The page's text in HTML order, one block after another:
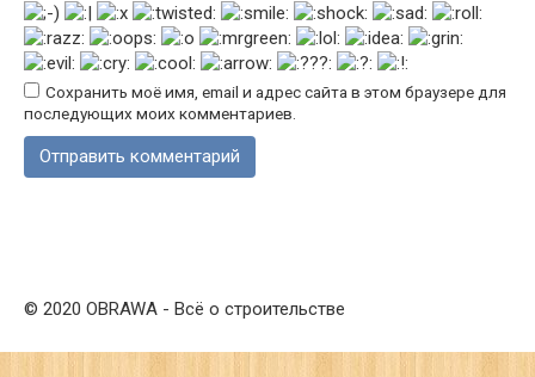
Сохранить моё имя, email и адрес сайта в этом браузере для
последующих моих комментариев.
© 2020 OBRAWA - Всё о строительстве